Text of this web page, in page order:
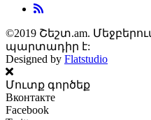
©2019 Շեշտ.am.
պարտադիր է:
Designed by Flatstudio
Մուտք գործեք
Вконтакте
Facebook